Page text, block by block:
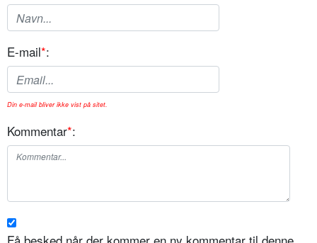
E-mail*:
Din e-mail bliver ikke vist på sitet.
Kommentar*: